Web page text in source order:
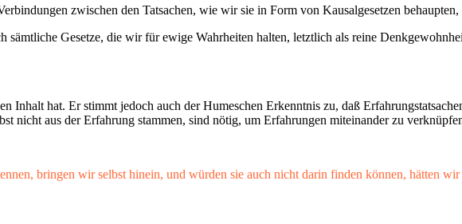
zwischen den Tatsachen, wie wir sie in Form von Kausalgesetzen
Gesetze, die wir für ewige Wahrheiten halten, letztlich als reine
Inhalt hat. Er stimmt jedoch auch der Humeschen Erkenntnis zu, daß
nicht aus der Erfahrung stammen, sind nötig, um Erfahrungen miteinander zu
bringen wir selbst hinein, und würden sie auch nicht darin finden können, hätten